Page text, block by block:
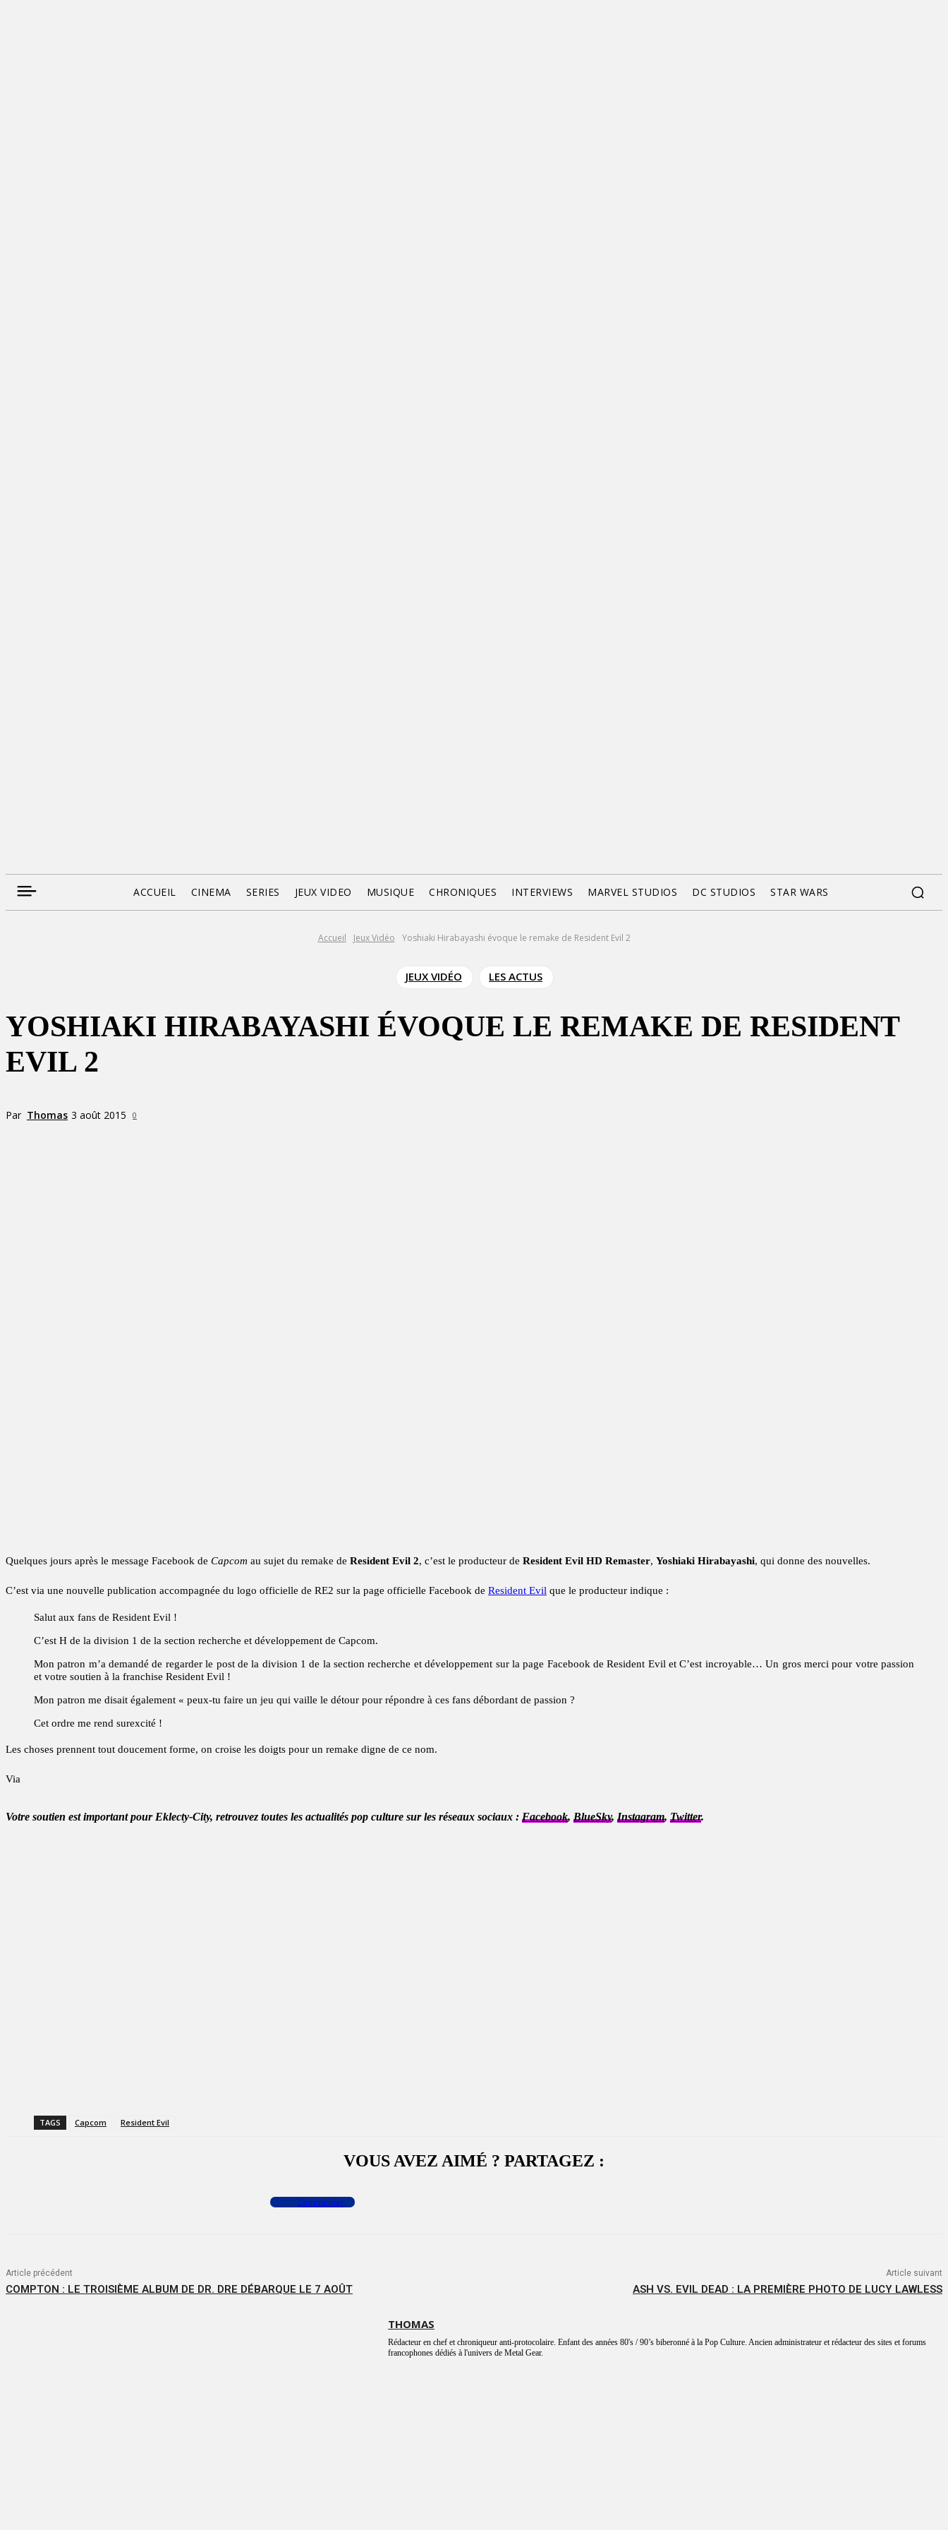
ACCUEIL CINEMA SERIES JEUX VIDEO MUSIQUE CHRONIQUES INTERVIEWS MARVEL STUDIOS DC STUDIOS STAR WARS
Accueil Jeux Vidéo Yoshiaki Hirabayashi évoque le remake de Resident Evil 2
JEUX VIDÉO LES ACTUS
YOSHIAKI HIRABAYASHI ÉVOQUE LE REMAKE DE RESIDENT
EVIL 2
Par Thomas 3 août 2015 0
Quelques jours après le message Facebook de Capcom au sujet du remake de Resident Evil 2, c’est le producteur de Resident Evil HD Remaster, Yoshiaki Hirabayashi, qui donne des nouvelles.
C’est via une nouvelle publication accompagnée du logo officielle de RE2 sur la page officielle Facebook de Resident Evil que le producteur indique :
Salut aux fans de Resident Evil !
C’est H de la division 1 de la section recherche et développement de Capcom.
Mon patron m’a demandé de regarder le post de la division 1 de la section recherche et développement sur la page Facebook de Resident Evil et C’est incroyable… Un gros merci pour votre passion
et votre soutien à la franchise Resident Evil !
Mon patron me disait également « peux-tu faire un jeu qui vaille le détour pour répondre à ces fans débordant de passion ?
Cet ordre me rend surexcité !
Les choses prennent tout doucement forme, on croise les doigts pour un remake digne de ce nom.
Via
Votre soutien est important pour Eklecty-City, retrouvez toutes les actualités pop culture sur les réseaux sociaux : Facebook, BlueSky, Instagram, Twitter.
TAGS Capcom Resident Evil
VOUS AVEZ AIMÉ ? PARTAGEZ :
Commenter
Article précédent
COMPTON : LE TROISIÈME ALBUM DE DR. DRE DÉBARQUE LE 7 AOÛT
Article suivant
ASH VS. EVIL DEAD : LA PREMIÈRE PHOTO DE LUCY LAWLESS
THOMAS
Rédacteur en chef et chroniqueur anti-protocolaire. Enfant des années 80's / 90’s biberonné à la Pop Culture. Ancien administrateur et rédacteur des sites et forums
francophones dédiés à l'univers de Metal Gear.